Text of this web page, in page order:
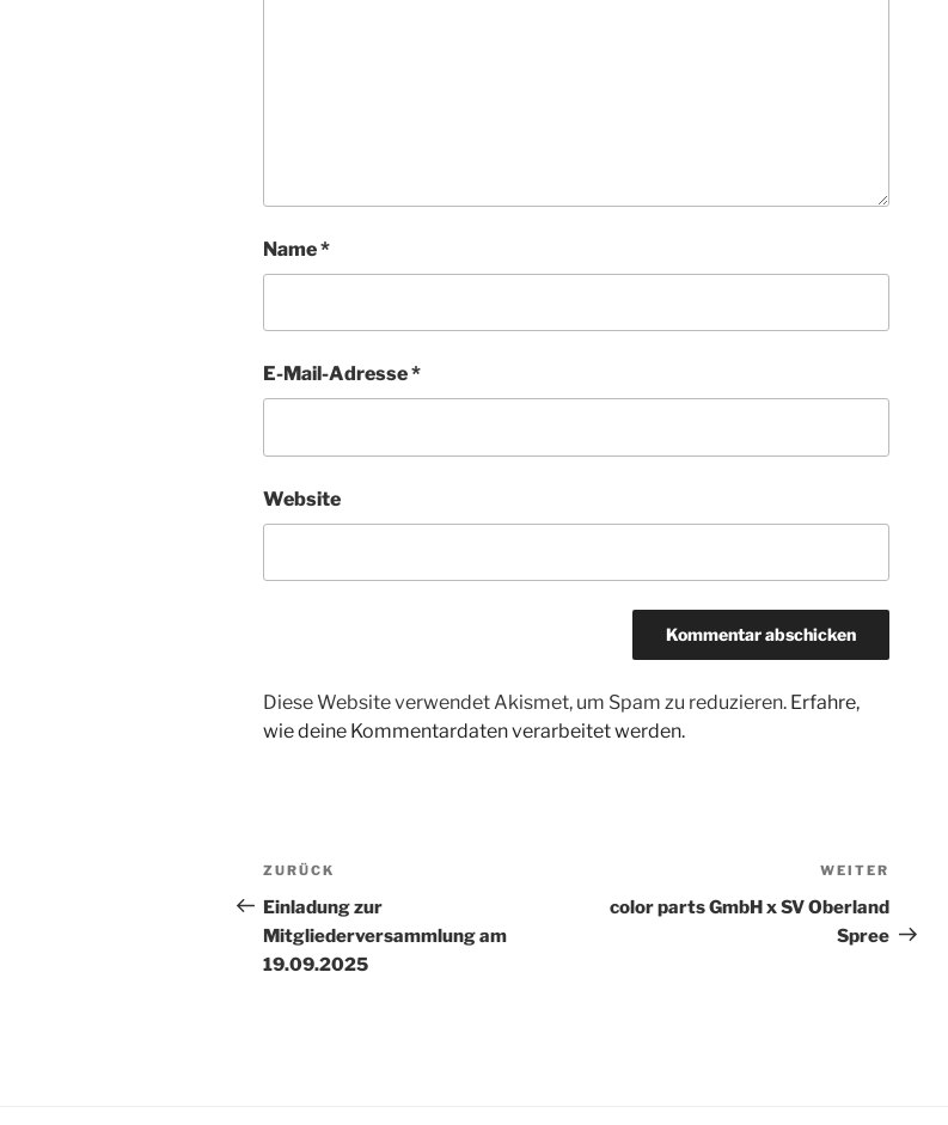
Name*
E-Mail-Adresse*
Website
Diese Website verwendet Akismet, um Spam zu reduzieren. Erfahre,
wie deine Kommentardaten verarbeitet werden.
Beitragsnavigation
Vorheriger
Beitrag
ZURÜCK
Einladung zur
Mitgliederversammlung am
19.09.2025
Beitrag
WEITER
color parts GmbH x SV Oberland
Spree